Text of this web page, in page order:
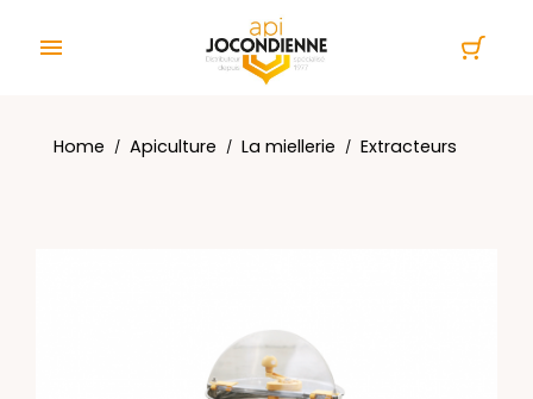

Home Apiculture La miellerie Extracteurs